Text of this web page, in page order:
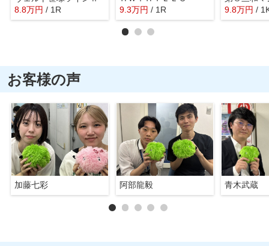
8.8万円 / 1R
9.3万円 / 1R
9.8万円 /
お客様の声
加藤七彩 阿部龍毅 青木武蔵